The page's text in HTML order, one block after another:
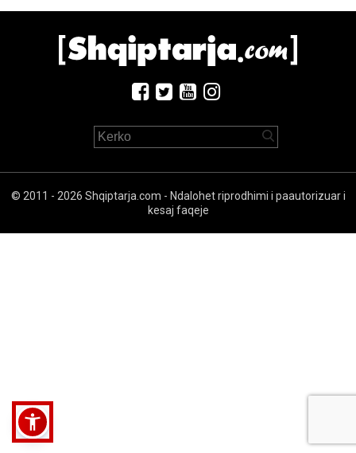
© 2011 - 2026 Shqiptarja.com - Ndalohet riprodhimi i paautorizuar i
kesaj faqeje